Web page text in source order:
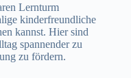
Lernturm
kinderfreundliche
kannst. Hier sind
spannender zu
zu fördern.